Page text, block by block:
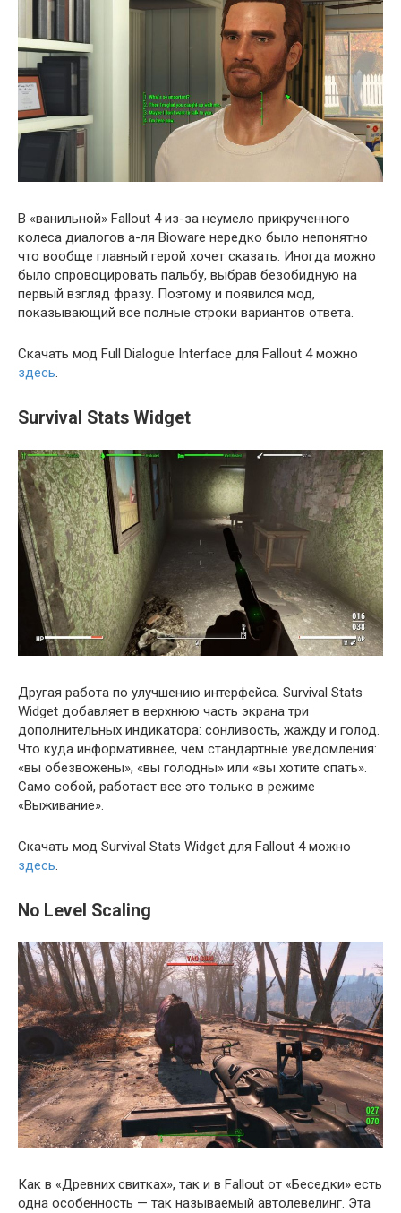
В «ванильной» Fallout 4 из-за неумело прикрученного
колеса диалогов а-ля Bioware нередко было непонятно
что вообще главный герой хочет сказать. Иногда можно
было спровоцировать пальбу, выбрав безобидную на
первый взгляд фразу. Поэтому и появился мод,
показывающий все полные строки вариантов ответа.
Скачать мод Full Dialogue Interface для Fallout 4 можно
здесь.
Survival Stats Widget
Другая работа по улучшению интерфейса. Survival Stats
Widget добавляет в верхнюю часть экрана три
дополнительных индикатора: сонливость, жажду и голод.
Что куда информативнее, чем стандартные уведомления:
«вы обезвожены», «вы голодны» или «вы хотите спать».
Само собой, работает все это только в режиме
«Выживание».
Скачать мод Survival Stats Widget для Fallout 4 можно
здесь.
No Level Scaling
Как в «Древних свитках», так и в Fallout от «Беседки» есть
одна особенность — так называемый автолевелинг. Эта